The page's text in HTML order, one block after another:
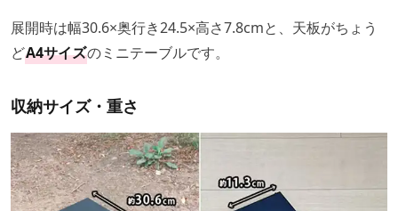
展開時は幅30.6×奥行き24.5×高さ7.8cmと、天板がちょう
どA4サイズのミニテーブルです。
収納サイズ・重さ